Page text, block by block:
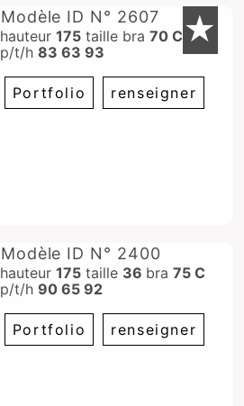
★
Modèle ID N° 2607
hauteur 175taille bra 70 C
p/t/h 83 63 93
Portfolio renseigner
Modèle ID N° 2400
hauteur 175taille 36 bra 75 C
p/t/h 90 65 92
Portfolio renseigner